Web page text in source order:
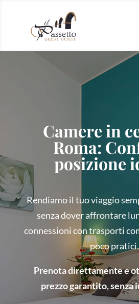
Camere in
Roma:
posizione
Rendiamo il tuo viaggio
senza dover affrontare
connessioni con trasporti
poco pratici.
Prenota direttamente e
prezzo garantito, senza